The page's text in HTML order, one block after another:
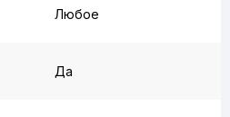
Любое
Да